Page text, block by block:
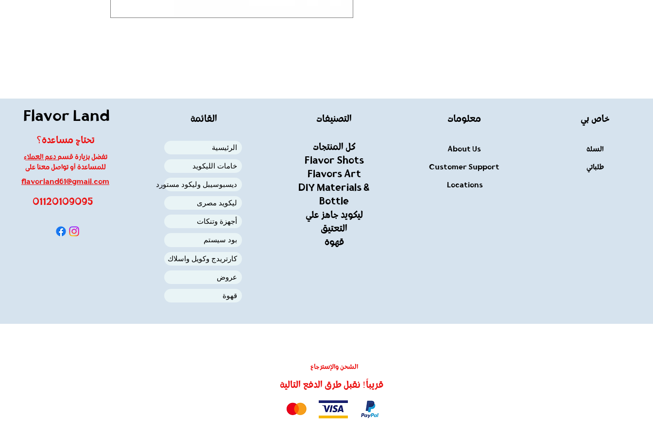
Flavor Land
تحتاج مساعدة؟
تفضل بزيارة قسم دعم العملاء
للمساعدة أو تواصل معنا على
flavorland61@gmail.com
01120109095
القائمة
الرئيسية
خامات الليكويد
ديسبوسيبل وليكود مستورد
ليكويد مصرى
أجهزة وتنكات
بود سيستم
كارتريدج وكويل واسلاك
عروض
قهوة
التصنيفات
كل المنتجات
Flavor Shots
Flavors Art
DIY Materials &
Bottle
ليكويد جاهز علي
التعتيق
قهوة
معلومات
About Us
Customer Support
Locations
خاص بي
السلة
طلباتي
الشحن والإسترجاع
قريباً! نقبل طرق الدفع التالية